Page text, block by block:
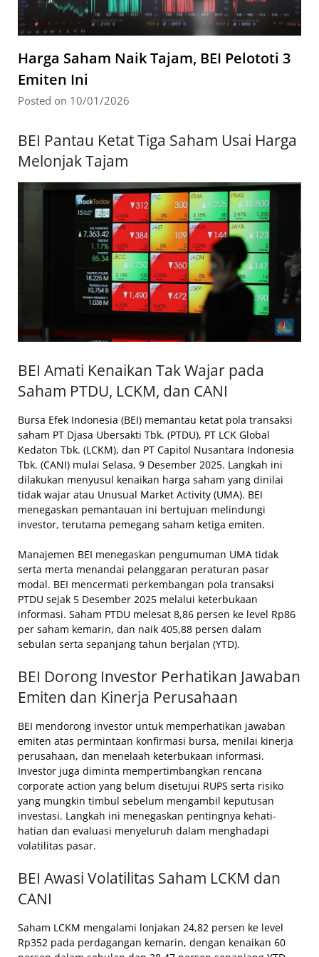
Harga Saham Naik Tajam, BEI Pelototi 3
Emiten Ini
Posted on 10/01/2026
BEI Pantau Ketat Tiga Saham Usai Harga
Melonjak Tajam
BEI Amati Kenaikan Tak Wajar pada
Saham PTDU, LCKM, dan CANI
Bursa Efek Indonesia (BEI) memantau ketat pola transaksi
saham PT Djasa Ubersakti Tbk. (PTDU), PT LCK Global
Kedaton Tbk. (LCKM), dan PT Capitol Nusantara Indonesia
Tbk. (CANI) mulai Selasa, 9 Desember 2025. Langkah ini
dilakukan menyusul kenaikan harga saham yang dinilai
tidak wajar atau Unusual Market Activity (UMA). BEI
menegaskan pemantauan ini bertujuan melindungi
investor, terutama pemegang saham ketiga emiten.
Manajemen BEI menegaskan pengumuman UMA tidak
serta merta menandai pelanggaran peraturan pasar
modal. BEI mencermati perkembangan pola transaksi
PTDU sejak 5 Desember 2025 melalui keterbukaan
informasi. Saham PTDU melesat 8,86 persen ke level Rp86
per saham kemarin, dan naik 405,88 persen dalam
sebulan serta sepanjang tahun berjalan (YTD).
BEI Dorong Investor Perhatikan Jawaban
Emiten dan Kinerja Perusahaan
BEI mendorong investor untuk memperhatikan jawaban
emiten atas permintaan konfirmasi bursa, menilai kinerja
perusahaan, dan menelaah keterbukaan informasi.
Investor juga diminta mempertimbangkan rencana
corporate action yang belum disetujui RUPS serta risiko
yang mungkin timbul sebelum mengambil keputusan
investasi. Langkah ini menegaskan pentingnya kehati-
hatian dan evaluasi menyeluruh dalam menghadapi
volatilitas pasar.
BEI Awasi Volatilitas Saham LCKM dan
CANI
Saham LCKM mengalami lonjakan 24,82 persen ke level
Rp352 pada perdagangan kemarin, dengan kenaikan 60